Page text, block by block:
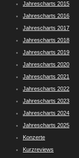
Jahrescharts 2015
Jahrescharts 2016
Jahrescharts 2017
Jahrescharts 2018
Jahrescharts 2019
Jahrescharts 2020
Jahrescharts 2021
Jahrescharts 2022
Jahrescharts 2023
Jahrescharts 2024
Jahrescharts 2025
Konzerte
Kurzreviews